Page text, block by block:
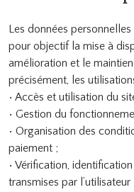
Les données
pour objectif la mise à
amélioration et le
précisément, les
• Accès et utilisation du
• Gestion du
• Organisation des
paiement ;
• Vérification,
transmises par